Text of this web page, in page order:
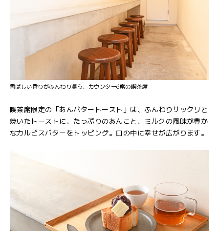
香ばしい香りがふんわり漂う、カウンター6席の喫茶席
喫茶席限定の「あんバタートースト」は、ふんわりサックリと
焼いたトーストに、たっぷりのあんこと、ミルクの風味が豊か
なカルピスバターをトッピング。口の中に幸せが広がります。